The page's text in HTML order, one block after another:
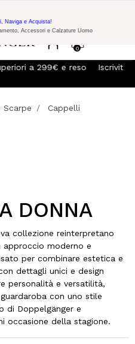
300€ di Acquisto con codice:
0
Naviga e Acquista!
Accessori e Calzature Uomo
superiori a 299€ e reso
Scarpe Cappelli
DONNA
collezione reinterpretano
approccio moderno e
per combinare estetica e
dettagli unici e design
personalità e versatilità,
con uno stile
di Doppelgänger e
occasione della stagione.